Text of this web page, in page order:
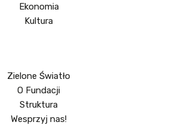
Ekonomia
Kultura
Zielone Światło
O Fundacji
Struktura
Wesprzyj nas!